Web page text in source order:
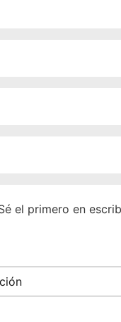
el primero en